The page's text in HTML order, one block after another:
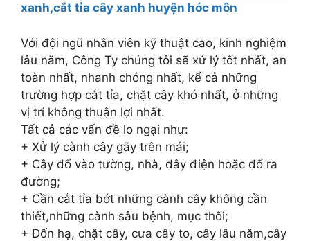
xanh,cắt tỉa cây xanh huyện hóc môn
Với đội ngũ nhân viên kỹ thuật cao, kinh nghiệm
lâu năm, Công Ty chúng tôi sẽ xử lý tốt nhất, an
toàn nhất, nhanh chóng nhất, kể cả những
trường hợp cắt tỉa, chặt cây khó nhất, ở những
vị trí không thuận lợi nhất.
Tất cả các vấn đề lo ngại như:
+ Xử lý cành cây gãy trên mái;
+ Cây đổ vào tường, nhà, dây điện hoặc đổ ra
đường;
+ Cần cắt tỉa bớt những cành cây không cần
thiết,những cành sâu bệnh, mục thối;
+ Đốn hạ, chặt cây, cưa cây to, cây lâu năm,cây